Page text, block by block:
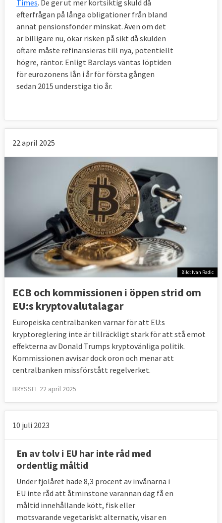
Times. De ger ut mer kortsiktig skuld då
efterfrågan på långa obligationer från bland
annat pensionsfonder minskat. Även om det
är billigare nu, ökar risken på sikt då skulden
oftare måste refinansieras till nya, potentiellt
högre, räntor. Enligt Barclays väntas löptiden
för eurozonens lån i år för första gången
sedan 2015 understiga tio år.
22 april 2025
Bild: Ivan Radic
ECB och kommissionen i öppen strid om
EU:s kryptovalutalagar
Europeiska centralbanken varnar för att EU:s
kryptoreglering inte är tillräckligt stark för att stå emot
effekterna av Donald Trumps kryptovänliga politik.
Kommissionen avvisar dock oron och menar att
centralbanken missförstått regelverket.
BRYSSEL 22 april 2025
10 juli 2023
En av tolv i EU har inte råd med
ordentlig måltid
Under fjolåret hade 8,3 procent av invånarna i
EU inte råd att åtminstone varannan dag få en
måltid innehållande kött, fisk eller
motsvarande vegetariskt alternativ, visar en